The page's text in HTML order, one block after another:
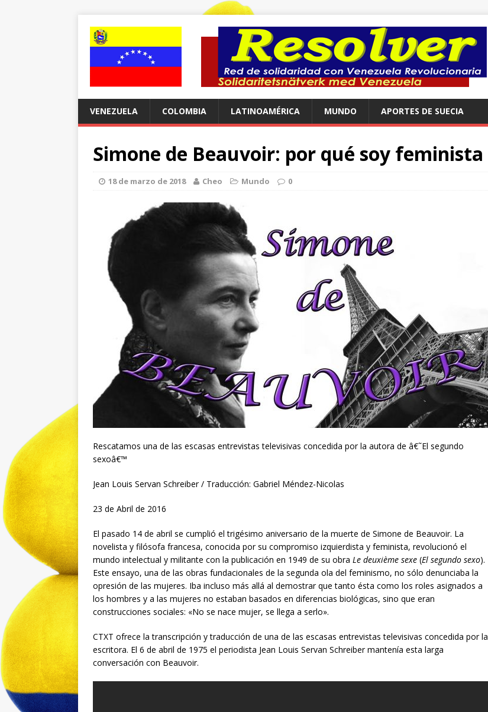
VENEZUELA COLOMBIA LATINOAMÉRICA MUNDO APORTES DE SUECIA
Simone de Beauvoir: por qué soy feminista
18 de marzo de 2018 Cheo Mundo 0
Rescatamos una de las escasas entrevistas televisivas concedida por la autora de â€˜El segundo
sexoâ€™
Jean Louis Servan Schreiber / Traducción: Gabriel Méndez-Nicolas
23 de Abril de 2016
El pasado 14 de abril se cumplió el trigésimo aniversario de la muerte de Simone de Beauvoir. La
novelista y filósofa francesa, conocida por su compromiso izquierdista y feminista, revolucionó el
mundo intelectual y militante con la publicación en 1949 de su obra Le deuxième sexe (El segundo sexo).
Este ensayo, una de las obras fundacionales de la segunda ola del feminismo, no sólo denunciaba la
opresión de las mujeres. Iba incluso más allá al demostrar que tanto ésta como los roles asignados a
los hombres y a las mujeres no estaban basados en diferencias biológicas, sino que eran
construcciones sociales: «No se nace mujer, se llega a serlo».
CTXT ofrece la transcripción y traducción de una de las escasas entrevistas televisivas concedida por la
escritora. El 6 de abril de 1975 el periodista Jean Louis Servan Schreiber mantenía esta larga
conversación con Beauvoir.